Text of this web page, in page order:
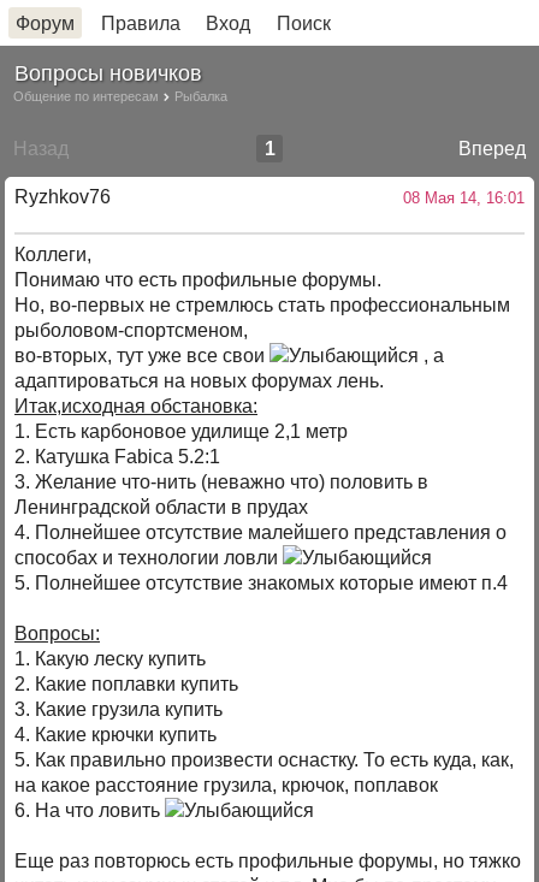
Форум Правила Вход Поиск
Вопросы новичков
Общение по интересам Рыбалка
Назад Вперед
1
Ryzhkov76 08 Мая 14, 16:01
Коллеги,
Понимаю что есть профильные форумы.
Но, во-первых не стремлюсь стать профессиональным
рыболовом-спортсменом,
во-вторых, тут уже все свои
, а
адаптироваться на новых форумах лень.
Итак,исходная обстановка:
1. Есть карбоновое удилище 2,1 метр
2. Катушка Fabica 5.2:1
3. Желание что-нить (неважно что) половить в
Ленинградской области в прудах
4. Полнейшее отсутствие малейшего представления о
способах и технологии ловли
5. Полнейшее отсутствие знакомых которые имеют п.4
Вопросы:
1. Какую леску купить
2. Какие поплавки купить
3. Какие грузила купить
4. Какие крючки купить
5. Как правильно произвести оснастку. То есть куда, как,
на какое расстояние грузила, крючок, поплавок
6. На что ловить
Еще раз повторюсь есть профильные форумы, но тяжко